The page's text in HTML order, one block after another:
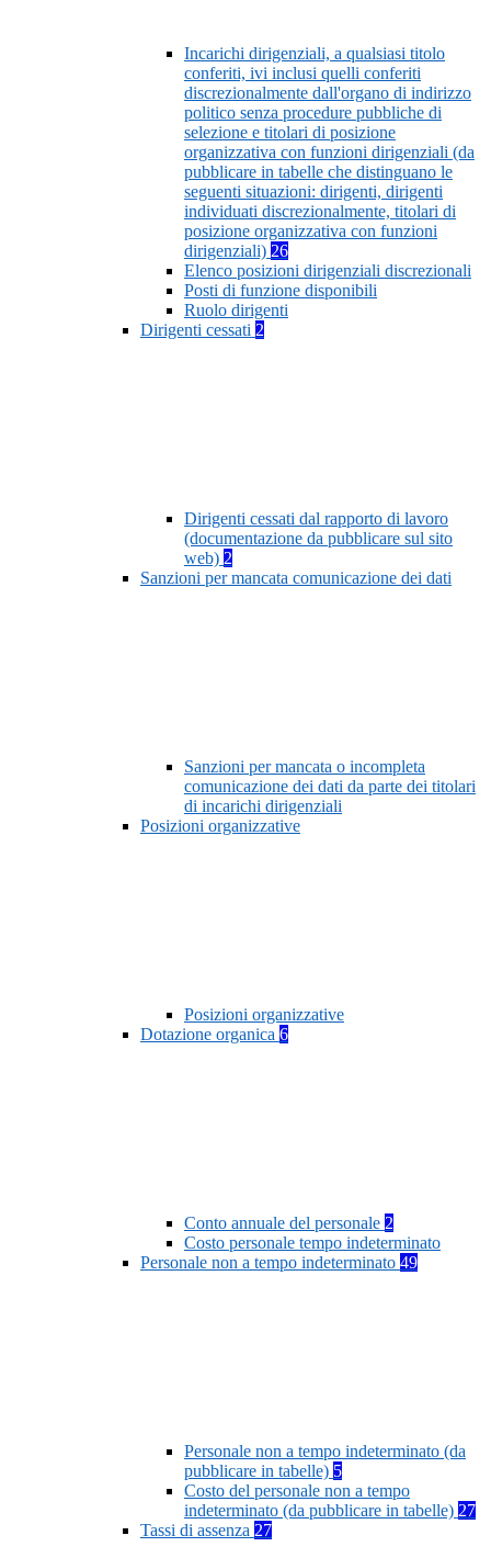
Incarichi dirigenziali, a qualsiasi titolo
conferiti, ivi inclusi quelli conferiti
discrezionalmente dall'organo di indirizzo
politico senza procedure pubbliche di
selezione e titolari di posizione
organizzativa con funzioni dirigenziali (da
pubblicare in tabelle che distinguano le
seguenti situazioni: dirigenti, dirigenti
individuati discrezionalmente, titolari di
posizione organizzativa con funzioni
dirigenziali) 26
Elenco posizioni dirigenziali discrezionali
Posti di funzione disponibili
Ruolo dirigenti
Dirigenti cessati 2
Dirigenti cessati dal rapporto di lavoro
(documentazione da pubblicare sul sito
web) 2
Sanzioni per mancata comunicazione dei dati
Sanzioni per mancata o incompleta
comunicazione dei dati da parte dei titolari
di incarichi dirigenziali
Posizioni organizzative
Posizioni organizzative
Dotazione organica 6
Conto annuale del personale 2
Costo personale tempo indeterminato
Personale non a tempo indeterminato 49
Personale non a tempo indeterminato (da
pubblicare in tabelle) 5
Costo del personale non a tempo
indeterminato (da pubblicare in tabelle) 27
Tassi di assenza 27